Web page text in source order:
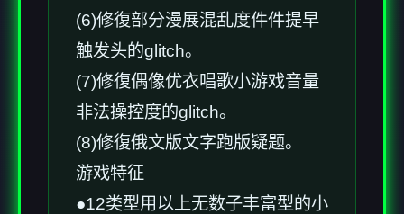
(6)修復部分漫展混乱度件件提早
触发头的glitch。
(7)修復偶像优衣唱歌小游戏音量
非法操控度的glitch。
(8)修復俄文版文字跑版疑题。
游戏特征
●12类型用以上无数子丰富型的小